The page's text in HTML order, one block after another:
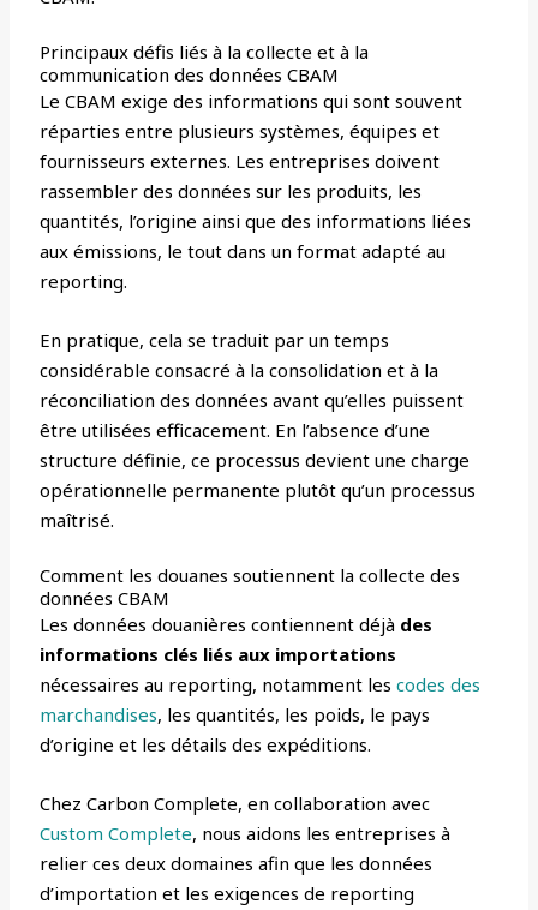
Principaux défis liés à la collecte et à la
communication des données CBAM
Le CBAM exige des informations qui sont souvent
réparties entre plusieurs systèmes, équipes et
fournisseurs externes. Les entreprises doivent
rassembler des données sur les produits, les
quantités, l’origine ainsi que des informations liées
aux émissions, le tout dans un format adapté au
reporting.
En pratique, cela se traduit par un temps
considérable consacré à la consolidation et à la
réconciliation des données avant qu’elles puissent
être utilisées efficacement. En l’absence d’une
structure définie, ce processus devient une charge
opérationnelle permanente plutôt qu’un processus
maîtrisé.
Comment les douanes soutiennent la collecte des
données CBAM
Les données douanières contiennent déjà des
informations clés liés aux importations
nécessaires au reporting, notamment lescodes des
marchandises, les quantités, les poids, le pays
d’origine et les détails des expéditions.
Chez Carbon Complete, en collaboration avec
Custom Complete, nous aidons les entreprises à
relier ces deux domaines afin que les données
d’importation et les exigences de reporting